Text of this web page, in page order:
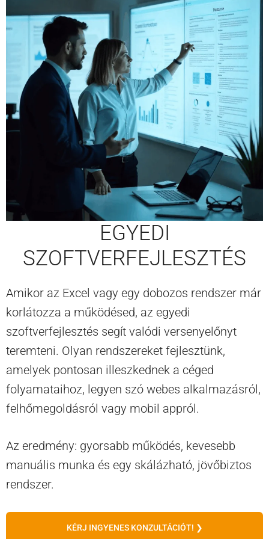
EGYEDI
SZOFTVERFEJLESZTÉS
Amikor az Excel vagy egy dobozos rendszer már
korlátozza a működésed, az egyedi
szoftverfejlesztés segít valódi versenyelőnyt
teremteni. Olyan rendszereket fejlesztünk,
amelyek pontosan illeszkednek a céged
folyamataihoz, legyen szó webes alkalmazásról,
felhőmegoldásról vagy mobil appról.
Az eredmény: gyorsabb működés, kevesebb
manuális munka és egy skálázható, jövőbiztos
rendszer.
KÉRJ INGYENES KONZULTÁCIÓT! ❯